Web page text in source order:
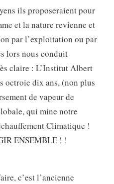
ils proposeraient pour
et la nature revienne et
par l’exploitation ou par
lors nous conduit
claire : L’Institut Albert
octroie dix ans, (non plus
de vapeur de
qui mine notre
Climatique !
ENSEMBLE ! !
c’est l’ancienne